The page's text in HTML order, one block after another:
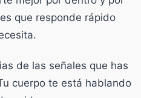
que responde rápido
de las señales que has
cuerpo te está hablando